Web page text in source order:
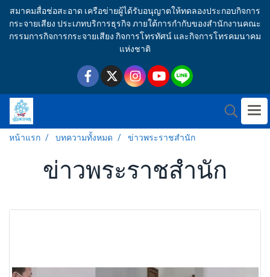
สมาคมสื่อช่อสะอาด เครือข่ายผู้ได้รับอนุญาตให้ทดลองประกอบกิจการ
กระจายเสียง ประเภทบริการธุรกิจ ภายใต้การกำกับของสำนักงานคณะ
กรรมการกิจการกระจายเสียง กิจการโทรทัศน์ และกิจการโทรคมนาคม
แห่งชาติ
หน้าแรก บทความทั้งหมด ข่าวพระราชสำนัก
ข่าวพระราชสำนัก